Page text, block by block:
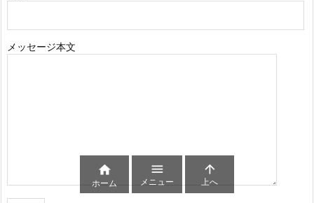
メッセージ本文

ホーム

メニュー

上へ